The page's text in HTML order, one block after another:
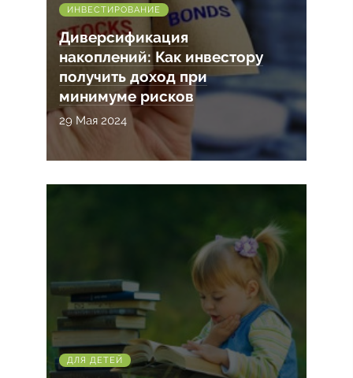
ИНВЕСТИРОВАНИЕ
Диверсификация
накоплений: Как инвестору
получить доход при
минимуме рисков
29 Мая 2024
ДЛЯ ДЕТЕЙ